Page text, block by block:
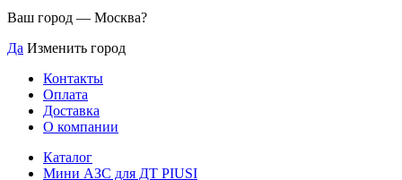
Ваш город — Москва?
Да Изменить город
Контакты
Оплата
Доставка
О компании
Каталог
Мини АЗС для ДТ PIUSI